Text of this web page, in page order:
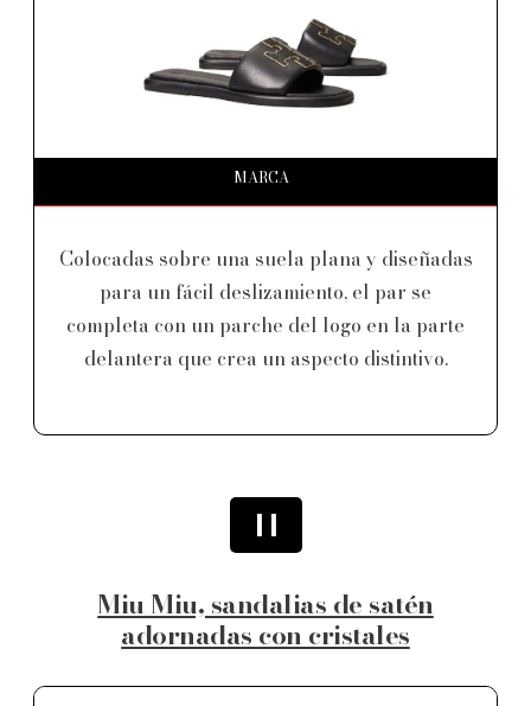
MARCA
Colocadas sobre una suela plana y diseñadas
para un fácil deslizamiento, el par se
completa con un parche del logo en la parte
delantera que crea un aspecto distintivo.
11
Miu Miu, sandalias de satén
adornadas con cristales